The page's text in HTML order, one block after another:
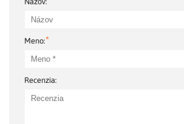
Meno:*
Recenzia: